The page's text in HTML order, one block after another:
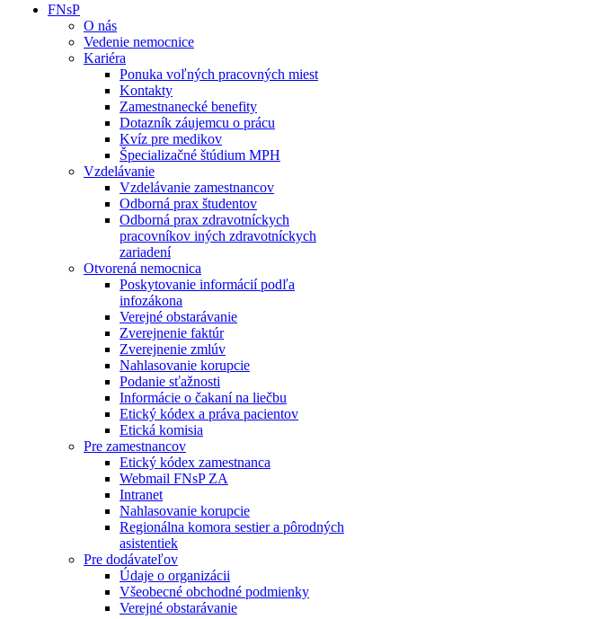
FNsP
O nás
Vedenie nemocnice
Kariéra
Ponuka voľných pracovných miest
Kontakty
Zamestnanecké benefity
Dotazník záujemcu o prácu
Kvíz pre medikov
Špecializačné štúdium MPH
Vzdelávanie
Vzdelávanie zamestnancov
Odborná prax študentov
Odborná prax zdravotníckych
pracovníkov iných zdravotníckych
zariadení
Otvorená nemocnica
Poskytovanie informácií podľa
infozákona
Verejné obstarávanie
Zverejnenie faktúr
Zverejnenie zmlúv
Nahlasovanie korupcie
Podanie sťažnosti
Informácie o čakaní na liečbu
Etický kódex a práva pacientov
Etická komisia
Pre zamestnancov
Etický kódex zamestnanca
Webmail FNsP ZA
Intranet
Nahlasovanie korupcie
Regionálna komora sestier a pôrodných
asistentiek
Pre dodávateľov
Údaje o organizácii
Všeobecné obchodné podmienky
Verejné obstarávanie